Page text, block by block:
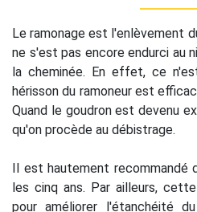
Le ramonage est l'enlèvement
ne s'est pas encore endurci au
la cheminée. En effet, ce
hérisson du ramoneur est
Quand le goudron est devenu
qu'on procède au débistrage.
Il est hautement recommandé
les cinq ans. Par ailleurs,
pour améliorer l'étanchéité